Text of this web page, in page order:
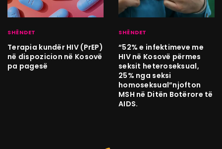
SHËNDET
Terapia kundër HIV (PrEP)
në dispozicion në Kosovë
pa pagesë
SHËNDET
“52% e infektimeve me
HIV në Kosovë përmes
seksit heteroseksual,
25% nga seksi
homoseksual”njofton
MSH në Ditën Botërore të
AIDS.